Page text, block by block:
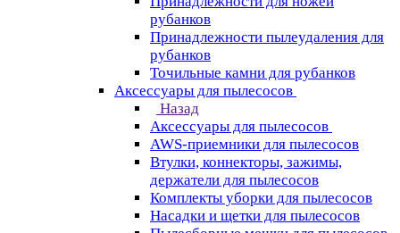
рубанков
Принадлежности пылеудаления для
рубанков
Точильные камни для рубанков
Аксессуары для пылесосов
Назад
Аксессуары для пылесосов
AWS-приемники для пылесосов
Втулки, коннекторы, зажимы,
держатели для пылесосов
Комплекты уборки для пылесосов
Насадки и щетки для пылесосов